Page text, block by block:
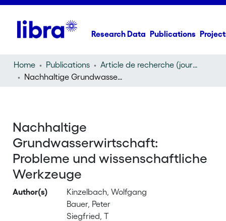
Research Data Publications
Home Publications
Article de recherche (journal article)
Nachhaltige Grundwasserwirtschaft: Probleme und wissenschaftliche Werkzeuge
Nachhaltige
Grundwasserwirtschaft:
Probleme und wissenschaftliche
Werkzeuge
Author(s)
Kinzelbach, Wolfgang
Bauer, Peter
Siegfried, T